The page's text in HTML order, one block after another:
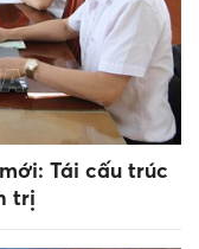
Tái cấu trúc
trị